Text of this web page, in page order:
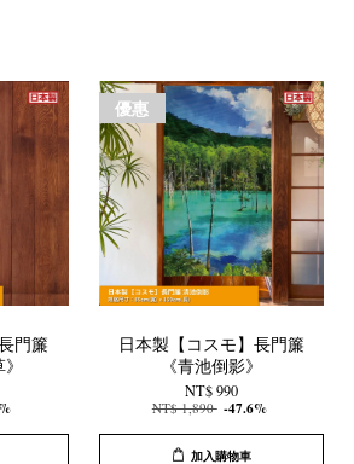
門簾
優惠
日本製【コスモ】長門簾
《青池倒影》
NT$ 990
NT$ 1,890 -47.6%
加入購物車